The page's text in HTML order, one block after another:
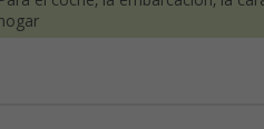
hogar